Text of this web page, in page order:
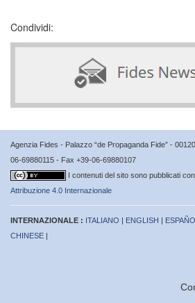
Condividi:
Agenzia Fides - Palazzo “de Propaganda Fide” -
06-69880115 - Fax +39-06-69880107
I contenuti del sito sono pubblicati con
Attribuzione 4.0 Internazionale
INTERNAZIONALE : ITALIANO | ENGLISH |
CHINESE |